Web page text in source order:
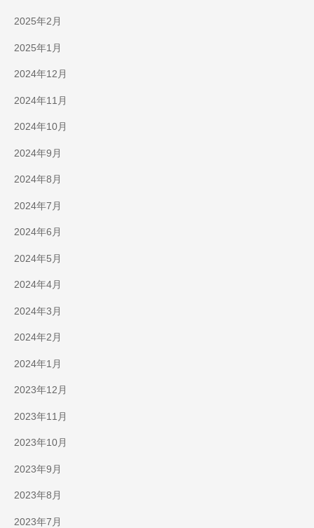
2025年2月
2025年1月
2024年12月
2024年11月
2024年10月
2024年9月
2024年8月
2024年7月
2024年6月
2024年5月
2024年4月
2024年3月
2024年2月
2024年1月
2023年12月
2023年11月
2023年10月
2023年9月
2023年8月
2023年7月